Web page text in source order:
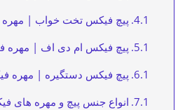
پیچ فیکس تخت خواب |
پیچ فیکس ام دی اف | مهره
پیچ فیکس دستگیره | مهره
انواع جنس پیچ و مهره های